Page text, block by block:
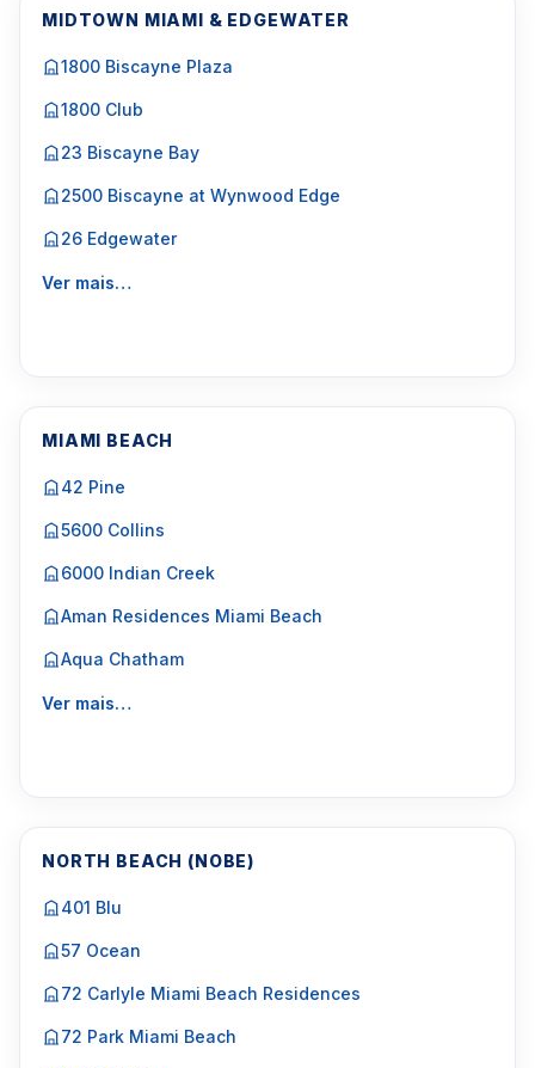
MIDTOWN MIAMI & EDGEWATER
1800 Biscayne Plaza
1800 Club
23 Biscayne Bay
2500 Biscayne at Wynwood Edge
26 Edgewater
Ver mais…
MIAMI BEACH
42 Pine
5600 Collins
6000 Indian Creek
Aman Residences Miami Beach
Aqua Chatham
Ver mais…
NORTH BEACH (NOBE)
401 Blu
57 Ocean
72 Carlyle Miami Beach Residences
72 Park Miami Beach